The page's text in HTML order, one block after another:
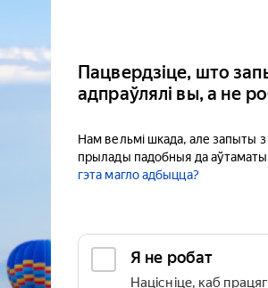
Пацвердзіце, што
адпраўлялі вы, а не
Нам вельмі шкада, але запыты
прылады падобныя да
гэта магло адбыцца?
Я не робат
Націсніце, каб